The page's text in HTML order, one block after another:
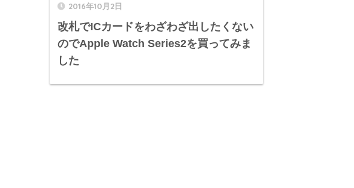
2016年10月2日
改札でICカードをわざわざ出したくない
のでApple Watch Series2を買ってみま
した